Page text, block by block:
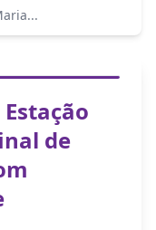
de